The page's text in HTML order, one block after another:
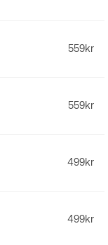
559kr
559kr
499kr
499kr